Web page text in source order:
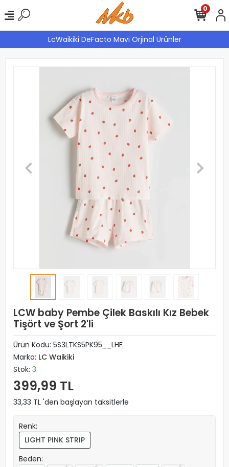
LcWaikiki DeFacto Mavi Orjinal Ürünler
0
LCW baby Pembe Çilek Baskılı Kız Bebek
Tişört ve Şort 2'li
Ürün Kodu: 5S3LTKS5PK95__LHF
Marka: LC Waikiki
Stok: 3
399,99 TL
33,33 TL 'den başlayan taksitlerle
Renk:
LIGHT PINK STRIP
Beden: